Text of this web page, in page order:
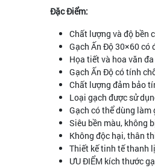
Đặc Điểm:
Chất lượng và độ bền
Gạch Ấn Độ 30×60 có
Họa tiết và hoa văn
Gạch Ấn Độ có tính
Chất lượng đảm bảo
Loại gạch được sử
Gạch có thể dùng
Siêu bền màu, không
Không độc hại, thân
Thiết kế tinh tế thanh
ƯU ĐIỂM kích thước